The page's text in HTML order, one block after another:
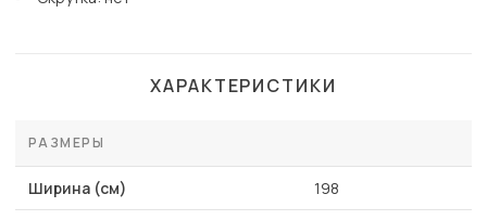
ХАРАКТЕРИСТИКИ
РАЗМЕРЫ
Ширина (см) 198